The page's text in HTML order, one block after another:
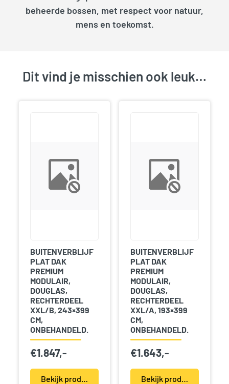
beheerde bossen, met respect voor natuur,
mens en toekomst.
Dit vind je misschien ook leuk…
BUITENVERBLIJF
PLAT DAK
PREMIUM
MODULAIR,
DOUGLAS,
RECHTERDEEL
XXL/B, 243×399
CM,
ONBEHANDELD.
€1.847,-
Bekijk product(en)
BUITENVERBLIJF
PLAT DAK
PREMIUM
MODULAIR,
DOUGLAS,
RECHTERDEEL
XXL/A, 193×399
CM,
ONBEHANDELD.
€1.643,-
Bekijk product(en)